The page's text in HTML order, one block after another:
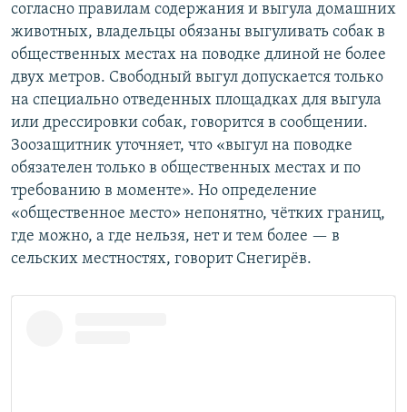
согласно правилам содержания и выгула домашних
животных, владельцы обязаны выгуливать собак в
общественных местах на поводке длиной не более
двух метров. Свободный выгул допускается только
на специально отведенных площадках для выгула
или дрессировки собак, говорится в сообщении.
Зоозащитник уточняет, что «выгул на поводке
обязателен только в общественных местах и по
требованию в моменте». Но определение
«общественное место» непонятно, чётких границ,
где можно, а где нельзя, нет и тем более — в
сельских местностях, говорит Снегирёв.